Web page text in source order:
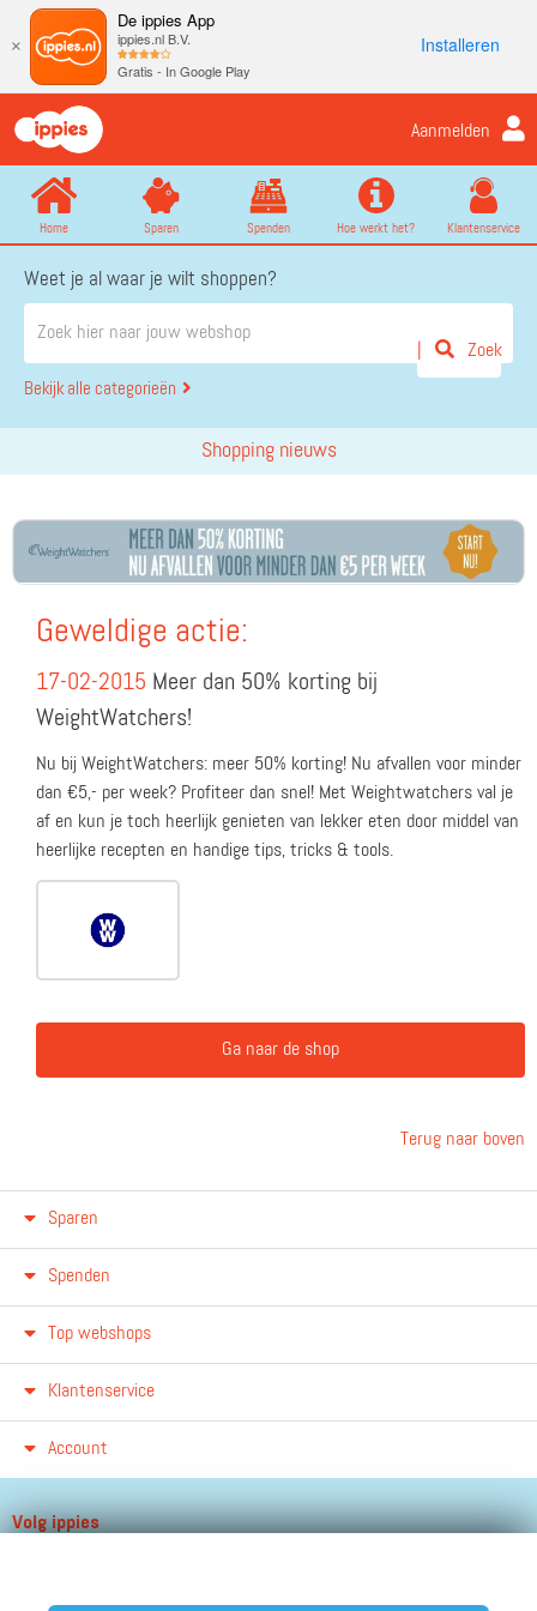
×
De ippies App
ippies.nl B.V.
Gratis - In Google Play
Installeren
Aanmelden
Home Sparen Spenden Hoe werkt het? Klantenservice
Weet je al waar je wilt shoppen?
Bekijk alle categorieën
Zoek
Shopping nieuws
Geweldige actie:
17-02-2015 Meer dan 50% korting bij
WeightWatchers!
Nu bij WeightWatchers: meer 50% korting! Nu afvallen voor minder
dan €5,- per week? Profiteer dan snel! Met Weightwatchers val je
af en kun je toch heerlijk genieten van lekker eten door middel van
heerlijke recepten en handige tips, tricks & tools.
Ga naar de shop
Terug naar boven
Sparen
Spenden
Top webshops
Klantenservice
Account
Volg ippies